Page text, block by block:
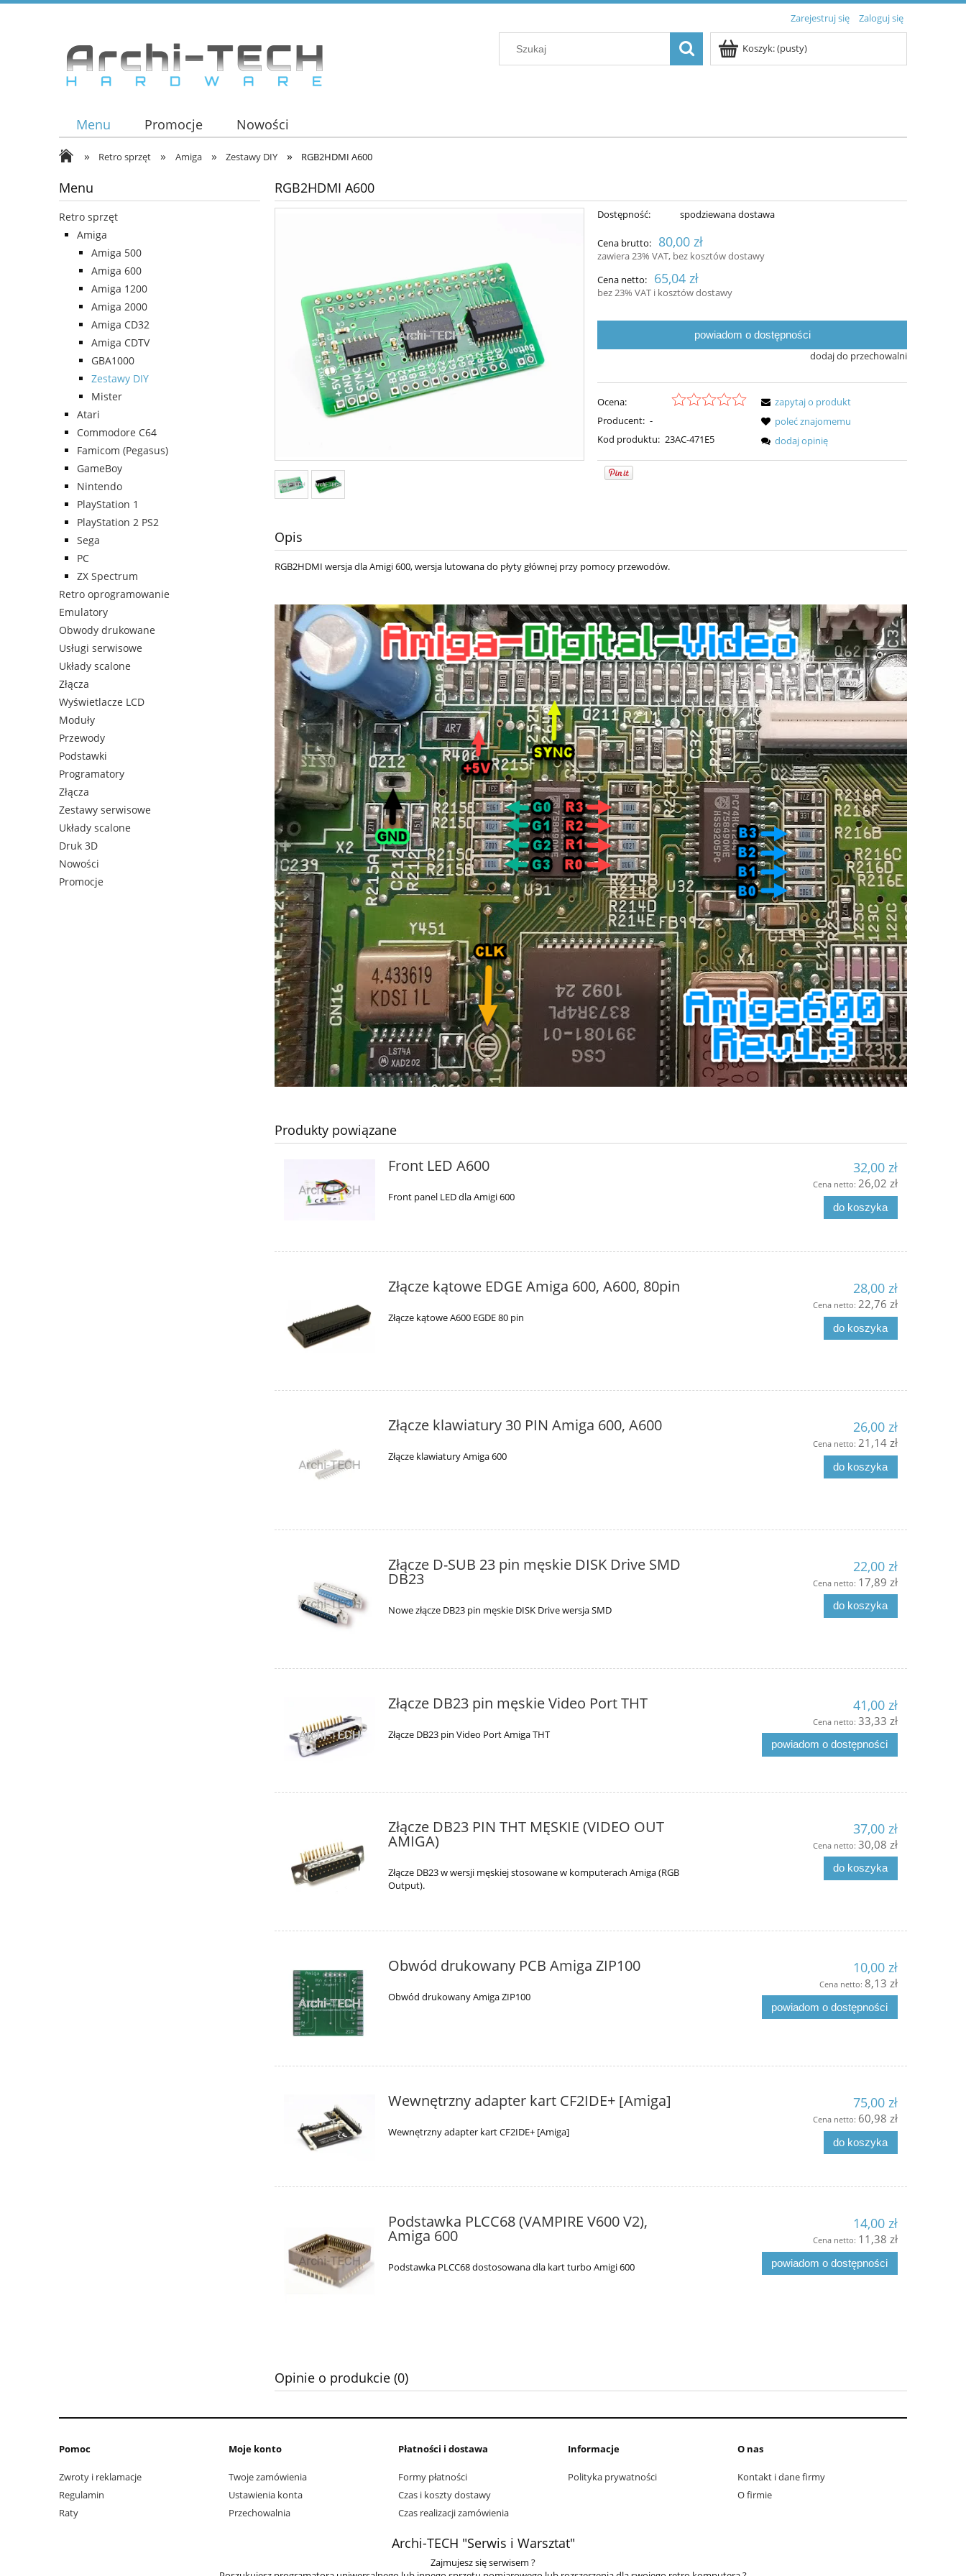
Zarejestruj się Zaloguj się
Koszyk:(pusty)
Menu Promocje Nowości
» Retro sprzęt » Amiga » Zestawy DIY » RGB2HDMI A600
Menu
Retro sprzęt
Amiga
Amiga 500
Amiga 600
Amiga 1200
Amiga 2000
Amiga CD32
Amiga CDTV
GBA1000
Zestawy DIY
Mister
Atari
Commodore C64
Famicom (Pegasus)
GameBoy
Nintendo
PlayStation 1
PlayStation 2 PS2
Sega
PC
ZX Spectrum
Retro oprogramowanie
Emulatory
Obwody drukowane
Usługi serwisowe
Układy scalone
Złącza
Wyświetlacze LCD
Moduły
Przewody
Podstawki
Programatory
Złącza
Zestawy serwisowe
Układy scalone
Druk 3D
Nowości
Promocje
RGB2HDMI A600
Dostępność: spodziewana dostawa
Cena brutto: 80,00 zł
zawiera 23% VAT, bez kosztów dostawy
Cena netto:
65,04 zł
bez 23% VAT i kosztów dostawy
powiadom o dostępności
dodaj do przechowalni
Ocena:
Producent: -
Kod produktu: 23AC-471E5
zapytaj o produkt
poleć znajomemu
dodaj opinię
Opis
RGB2HDMI wersja dla Amigi 600, wersja lutowana do płyty głównej przy pomocy przewodów.
Produkty powiązane
Front LED A600
Front panel LED dla Amigi 600
32,00 zł
Cena netto: 26,02 zł
do koszyka
Złącze kątowe EDGE Amiga 600, A600, 80pin
Złącze kątowe A600 EGDE 80 pin
28,00 zł
Cena netto: 22,76 zł
do koszyka
Złącze klawiatury 30 PIN Amiga 600, A600
Złącze klawiatury Amiga 600
26,00 zł
Cena netto: 21,14 zł
do koszyka
Złącze D-SUB 23 pin męskie DISK Drive SMD
DB23
Nowe złącze DB23 pin męskie DISK Drive wersja SMD
22,00 zł
Cena netto: 17,89 zł
do koszyka
Złącze DB23 pin męskie Video Port THT
Złącze DB23 pin Video Port Amiga THT
41,00 zł
Cena netto: 33,33 zł
powiadom o dostępności
Złącze DB23 PIN THT MĘSKIE (VIDEO OUT
AMIGA)
Złącze DB23 w wersji męskiej stosowane w komputerach Amiga (RGB
Output).
37,00 zł
Cena netto: 30,08 zł
do koszyka
Obwód drukowany PCB Amiga ZIP100
Obwód drukowany Amiga ZIP100
10,00 zł
Cena netto: 8,13 zł
powiadom o dostępności
Wewnętrzny adapter kart CF2IDE+ [Amiga]
Wewnętrzny adapter kart CF2IDE+ [Amiga]
75,00 zł
Cena netto: 60,98 zł
do koszyka
Podstawka PLCC68 (VAMPIRE V600 V2),
Amiga 600
Podstawka PLCC68 dostosowana dla kart turbo Amigi 600
14,00 zł
Cena netto: 11,38 zł
powiadom o dostępności
Opinie o produkcie (0)
Pomoc
Zwroty i reklamacje
Regulamin
Raty
Moje konto
Twoje zamówienia
Ustawienia konta
Przechowalnia
Płatności i dostawa
Formy płatności
Czas i koszty dostawy
Czas realizacji zamówienia
Informacje
Polityka prywatności
O nas
Kontakt i dane firmy
O firmie
Archi-TECH "Serwis i Warsztat"
Zajmujesz się serwisem ?